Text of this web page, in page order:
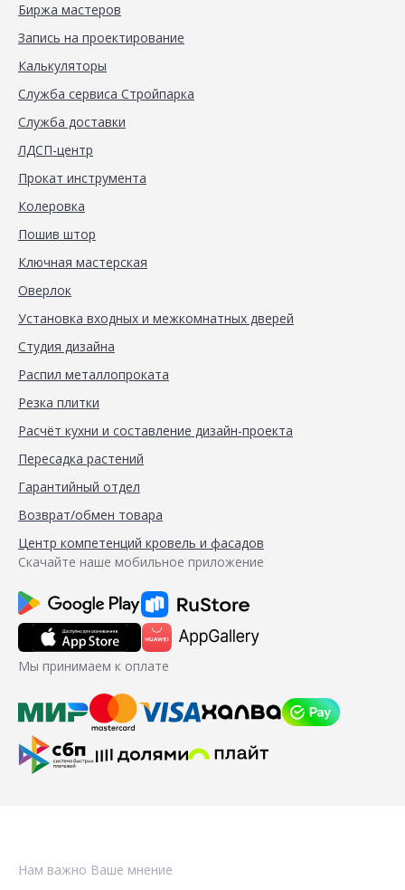
Биржа мастеров
Запись на проектирование
Калькуляторы
Служба сервиса Стройпарка
Служба доставки
ЛДСП-центр
Прокат инструмента
Колеровка
Пошив штор
Ключная мастерская
Оверлок
Установка входных и межкомнатных дверей
Студия дизайна
Распил металлопроката
Резка плитки
Расчёт кухни и составление дизайн-проекта
Пересадка растений
Гарантийный отдел
Возврат/обмен товара
Центр компетенций кровель и фасадов
Скачайте наше мобильное приложение
Мы принимаем к оплате
Нам важно Ваше мнение